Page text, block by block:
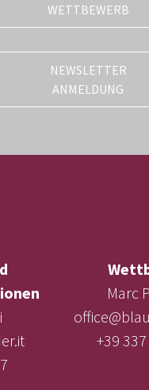
WETTBEWERB
NEWSLETTER
ANMELDUNG
Marc
+39